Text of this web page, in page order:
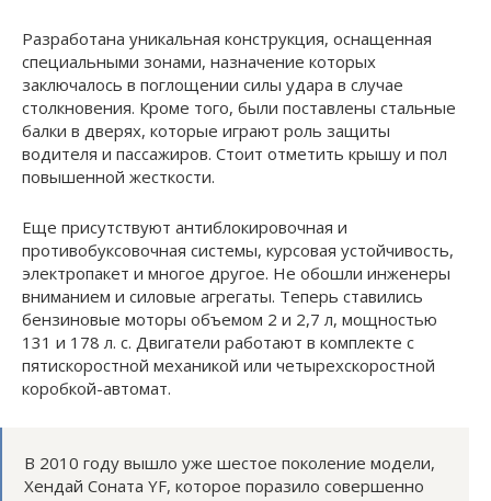
Разработана уникальная конструкция, оснащенная
специальными зонами, назначение которых
заключалось в поглощении силы удара в случае
столкновения. Кроме того, были поставлены стальные
балки в дверях, которые играют роль защиты
водителя и пассажиров. Стоит отметить крышу и пол
повышенной жесткости.
Еще присутствуют антиблокировочная и
противобуксовочная системы, курсовая устойчивость,
электропакет и многое другое. Не обошли инженеры
вниманием и силовые агрегаты. Теперь ставились
бензиновые моторы объемом 2 и 2,7 л, мощностью
131 и 178 л. с. Двигатели работают в комплекте с
пятискоростной механикой или четырехскоростной
коробкой-автомат.
В 2010 году вышло уже шестое поколение модели,
Хендай Соната YF, которое поразило совершенно